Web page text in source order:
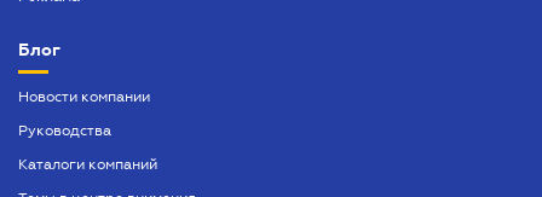
Блог
Новости компании
Руководства
Каталоги компаний